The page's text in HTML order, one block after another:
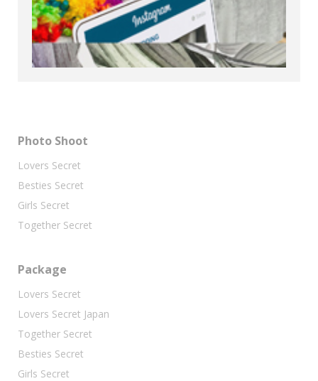
Photo Shoot
Lovers Secret
Besties Secret
Girls Secret
Together Secret
Package
Lovers Secret
Lovers Secret Japan
Together Secret
Besties Secret
Girls Secret